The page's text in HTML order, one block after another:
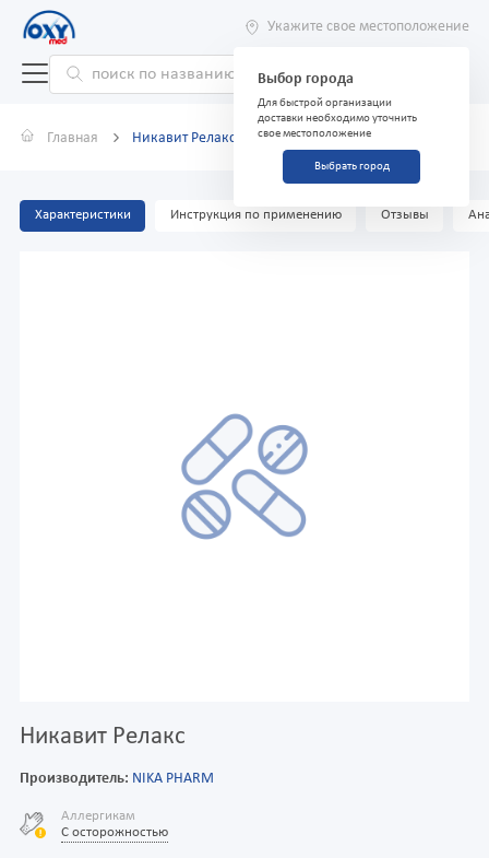
Укажите свое местоположение
Выбор города
Для быстрой организации
доставки необходимо уточнить
свое местоположение
Выбрать город
Главная Никавит Релакс
Характеристики Инструкция по применению Отзывы
Никавит Релакс
Производитель: NIKA PHARM
Аллергикам
С осторожностью